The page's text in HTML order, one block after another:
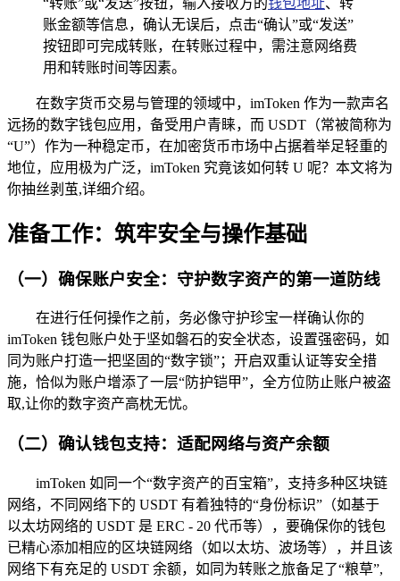
账金额等信息，确认无误后，点击“确认”或“发送”
按钮即可完成转账，在转账过程中，需注意网络费
用和转账时间等因素。
在数字货币交易与管理的领域中，imToken 作为一款声名
远扬的数字钱包应用，备受用户青睐，而 USDT（常被简称为
“U”）作为一种稳定币，在加密货币市场中占据着举足轻重的
地位，应用极为广泛，imToken 究竟该如何转 U 呢？本文将为
你抽丝剥茧,详细介绍。
准备工作：筑牢安全与操作基础
（一）确保账户安全：守护数字资产的第一道防线
在进行任何操作之前，务必像守护珍宝一样确认你的
imToken 钱包账户处于坚如磐石的安全状态，设置强密码，如
同为账户打造一把坚固的“数字锁”；开启双重认证等安全措
施，恰似为账户增添了一层“防护铠甲”，全方位防止账户被盗
取,让你的数字资产高枕无忧。
（二）确认钱包支持：适配网络与资产余额
imToken 如同一个“数字资产的百宝箱”，支持多种区块链
网络，不同网络下的 USDT 有着独特的“身份标识”（如基于
以太坊网络的 USDT 是 ERC - 20 代币等），要确保你的钱包
已精心添加相应的区块链网络（如以太坊、波场等），并且该
网络下有充足的 USDT 余额，如同为转账之旅备足了“粮草”,